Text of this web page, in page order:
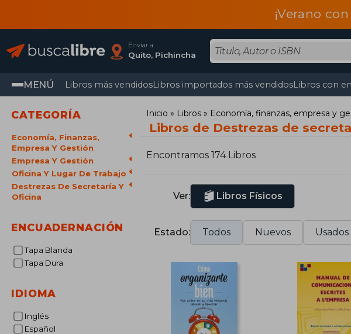
¡Verano
Enviar a
Quito, Pichincha
MENÚ Libros más vendidosLibros importados más vendidosLibros con
CATEGORÍA
Economía, Finanzas,
Empresa Y Gestión
Empresa Y Gestión
Oficina Y Lugar De Trabajo
Destrezas De Secretaría Y
Oficina
ENCUADERNACIÓN
Tapa Blanda
Tapa Dura
IDIOMA
Inglés
Español
Inicio Libros Economía, finanzas, empresa y
Libros de Destrezas de
Encontramos 174 Libros
Ver: Libros Físicos
Estado: Todos Nuevos Usados